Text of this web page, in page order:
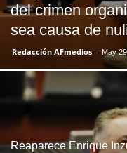
del crimen
sea causa de
Redacción AFmedios - May
Reaparece Enrique